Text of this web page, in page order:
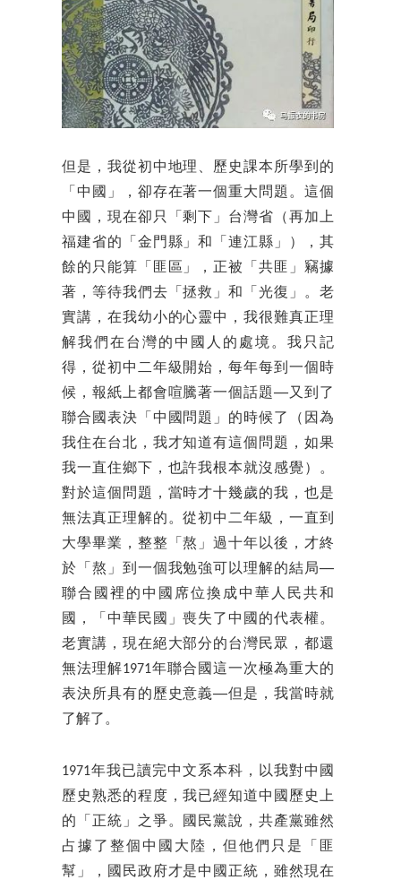
但是，我從初中地理、歷史課本所學到的
「中國」，卻存在著一個重大問題。這個
中國，現在卻只「剩下」台灣省（再加上
福建省的「金門縣」和「連江縣」），其
餘的只能算「匪區」，正被「共匪」竊據
著，等待我們去「拯救」和「光復」。老
實講，在我幼小的心靈中，我很難真正理
解我們在台灣的中國人的處境。我只記
得，從初中二年級開始，每年每到一個時
候，報紙上都會喧騰著一個話題──又到了
聯合國表決「中國問題」的時候了（因為
我住在台北，我才知道有這個問題，如果
我一直住鄉下，也許我根本就沒感覺）。
對於這個問題，當時才十幾歲的我，也是
無法真正理解的。從初中二年級，一直到
大學畢業，整整「熬」過十年以後，才終
於「熬」到一個我勉強可以理解的結局──
聯合國裡的中國席位換成中華人民共和
國，「中華民國」喪失了中國的代表權。
老實講，現在絕大部分的台灣民眾，都還
無法理解1971年聯合國這一次極為重大的
表決所具有的歷史意義──但是，我當時就
了解了。
1971年我已讀完中文系本科，以我對中國
歷史熟悉的程度，我已經知道中國歷史上
的「正統」之爭。國民黨說，共產黨雖然
占據了整個中國大陸，但他們只是「匪
幫」，國民政府才是中國正統，雖然現在